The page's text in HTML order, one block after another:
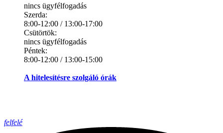
nincs ügyfélfogadás
Szerda:
8:00-12:00 / 13:00-17:00
Csütörtök:
nincs ügyfélfogadás
Péntek:
8:00-12:00 / 13:00-15:00
A hitelesítésre szolgáló órák
felfelé